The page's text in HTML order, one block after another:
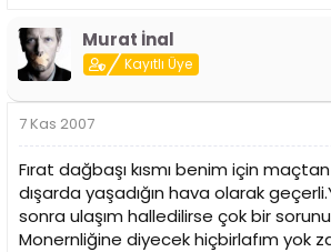
Murat İnal
Kayıtlı Üye
7 Kas 2007
Fırat dağbaşı kısmı benim için maçtan
dışarda yaşadığın hava olarak
sonra ulaşım halledilirse çok bir
Monernliğine diyecek hiçbirlafım yok